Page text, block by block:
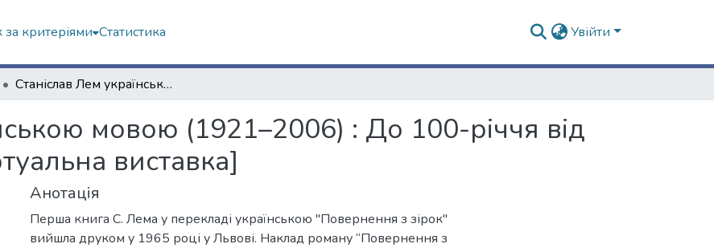
критеріями Статистика Увійти
Станіслав Лем українською мовою (1921–2006) : До 100-річчя від дня народження [віртуальна виставка]
мовою (1921–2006) : До 100-річчя від
виставка]
Анотація
Перша книга С. Лема у перекладі українською "Повернення з зірок"
вийшла друком у 1965 році у Львові. Наклад роману “Повернення з